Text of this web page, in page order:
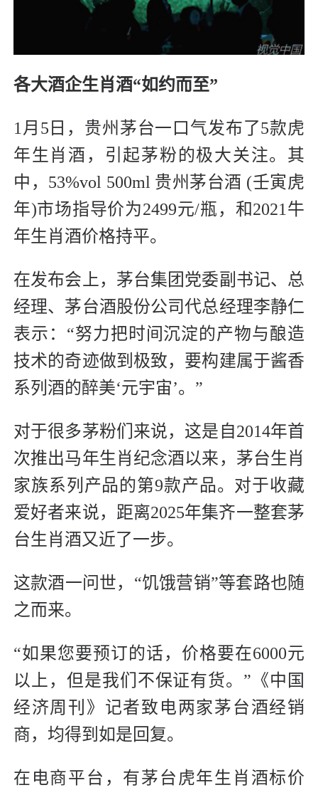
各大酒企生肖酒“如约而至”
1月5日，贵州茅台一口气发布了5款虎
年生肖酒，引起茅粉的极大关注。其
中，53%vol 500ml 贵州茅台酒 (壬寅虎
年)市场指导价为2499元/瓶，和2021牛
年生肖酒价格持平。
在发布会上，茅台集团党委副书记、总
经理、茅台酒股份公司代总经理李静仁
表示：“努力把时间沉淀的产物与酿造
技术的奇迹做到极致，要构建属于酱香
系列酒的醉美‘元宇宙’。”
对于很多茅粉们来说，这是自2014年首
次推出马年生肖纪念酒以来，茅台生肖
家族系列产品的第9款产品。对于收藏
爱好者来说，距离2025年集齐一整套茅
台生肖酒又近了一步。
这款酒一问世，“饥饿营销”等套路也随
之而来。
“如果您要预订的话，价格要在6000元
以上，但是我们不保证有货。”《中国
经济周刊》记者致电两家茅台酒经销
商，均得到如是回复。
在电商平台，有茅台虎年生肖酒标价